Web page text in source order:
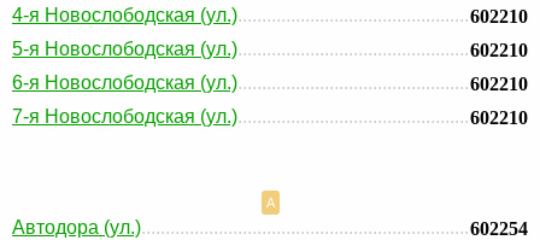
4-я Новослободская (ул.)
602210
5-я Новослободская (ул.)
602210
6-я Новослободская (ул.)
602210
7-я Новослободская (ул.)
602210
А
Автодора (ул.)
602254